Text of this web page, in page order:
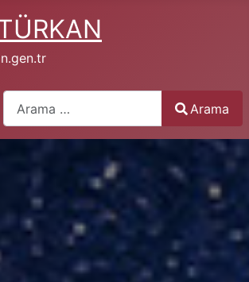
Type 2 or more characters for results.
Arama